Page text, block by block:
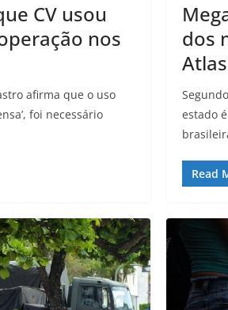
CV usou
nos
afirma que o uso
foi necessário
dos
Atlas
estado
Read